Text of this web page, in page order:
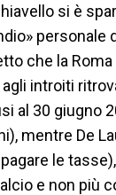
si è
personale
che la
introiti
al 30 giugno
mentre De
le
e non più